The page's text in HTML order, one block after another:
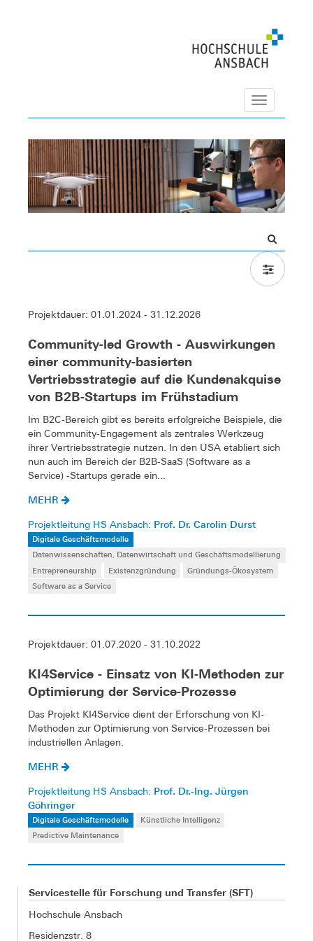
Navigation
Projektdauer: 01.01.2024 - 31.12.2026
Community-led Growth - Auswirkungen
einer community-basierten
Vertriebsstrategie auf die Kundenakquise
von B2B-Startups im Frühstadium
Im B2C-Bereich gibt es bereits erfolgreiche Beispiele, die
ein Community-Engagement als zentrales Werkzeug
ihrer Vertriebsstrategie nutzen. In den USA etabliert sich
nun auch im Bereich der B2B-SaaS (Software as a
Service) -Startups gerade ein...
MEHR
Projektleitung HS Ansbach: Prof. Dr. Carolin Durst
Digitale Geschäftsmodelle
Datenwissenschaften, Datenwirtschaft und Geschäftsmodellierung
Entrepreneurship
Existenzgründung
Gründungs-Ökosystem
Software as a Service
Projektdauer: 01.07.2020 - 31.10.2022
KI4Service - Einsatz von KI-Methoden zur
Optimierung der Service-Prozesse
Das Projekt KI4Service dient der Erforschung von KI-
Methoden zur Optimierung von Service-Prozessen bei
industriellen Anlagen.
MEHR
Projektleitung HS Ansbach: Prof. Dr.-Ing. Jürgen
Göhringer
Digitale Geschäftsmodelle
Künstliche Intelligenz
Predictive Maintenance
Servicestelle für Forschung und Transfer (SFT)
Hochschule Ansbach
Residenzstr. 8